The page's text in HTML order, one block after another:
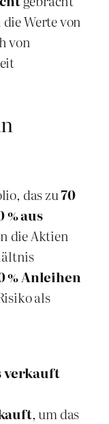
Werte von
von
das zu70
% aus
die Aktien
% Anleihen
als
verkauft
, um das